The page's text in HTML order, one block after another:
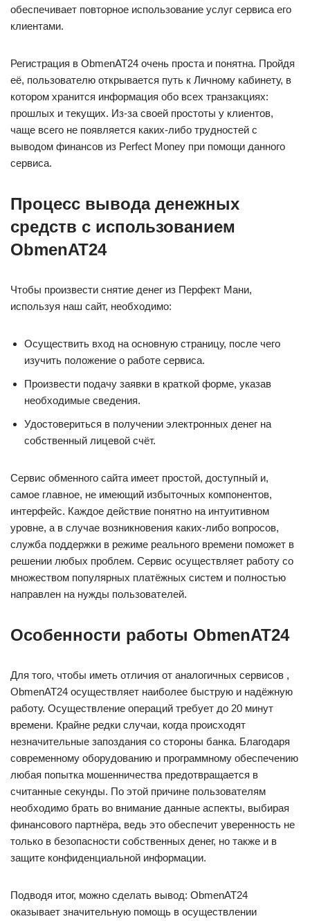
обеспечивает повторное использование услуг сервиса его
клиентами.
Регистрация в ObmenAT24 очень проста и понятна. Пройдя
её, пользователю открывается путь к Личному кабинету, в
котором хранится информация обо всех транзакциях:
прошлых и текущих. Из-за своей простоты у клиентов,
чаще всего не появляется каких-либо трудностей с
выводом финансов из Perfect Money при помощи данного
сервиса.
Процесс вывода денежных
средств с использованием
ObmenAT24
Чтобы произвести снятие денег из Перфект Мани,
используя наш сайт, необходимо:
Осуществить вход на основную страницу, после чего
изучить положение о работе сервиса.
Произвести подачу заявки в краткой форме, указав
необходимые сведения.
Удостовериться в получении электронных денег на
собственный лицевой счёт.
Сервис обменного сайта имеет простой, доступный и,
самое главное, не имеющий избыточных компонентов,
интерфейс. Каждое действие понятно на интуитивном
уровне, а в случае возникновения каких-либо вопросов,
служба поддержки в режиме реального времени поможет в
решении любых проблем. Сервис осуществляет работу со
множеством популярных платёжных систем и полностью
направлен на нужды пользователей.
Особенности работы ObmenAT24
Для того, чтобы иметь отличия от аналогичных сервисов ,
ObmenAT24 осуществляет наиболее быструю и надёжную
работу. Осуществление операций требует до 20 минут
времени. Крайне редки случаи, когда происходят
незначительные запоздания со стороны банка. Благодаря
современному оборудованию и программному обеспечению
любая попытка мошенничества предотвращается в
считанные секунды. По этой причине пользователям
необходимо брать во внимание данные аспекты, выбирая
финансового партнёра, ведь это обеспечит уверенность не
только в безопасности собственных денег, но также и в
защите конфиденциальной информации.
Подводя итог, можно сделать вывод: ObmenAT24
оказывает значительную помощь в осуществлении